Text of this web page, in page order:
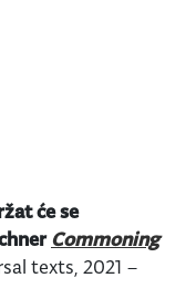
će se
Commoning
texts, 2021 –